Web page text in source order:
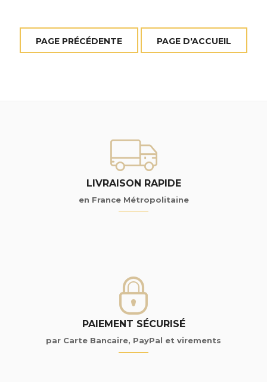
LIVRAISON RAPIDE
en France Métropolitaine
PAIEMENT SÉCURISÉ
par Carte Bancaire, PayPal et virements